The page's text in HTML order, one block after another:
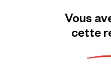
Vous
cette